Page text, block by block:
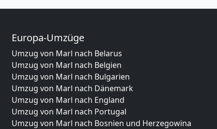
Europa-Umzüge
Umzug von Marl nach Belarus
Umzug von Marl nach Belgien
Umzug von Marl nach Bulgarien
Umzug von Marl nach Dänemark
Umzug von Marl nach England
Umzug von Marl nach Portugal
Umzug von Marl nach Bosnien und Herzegowina